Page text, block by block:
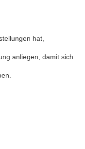
hat,
anliegen, damit sich